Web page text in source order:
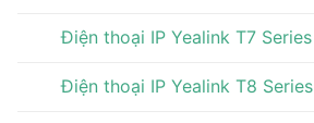
Điện thoại IP Yealink T7 Series
Điện thoại IP Yealink T8 Series